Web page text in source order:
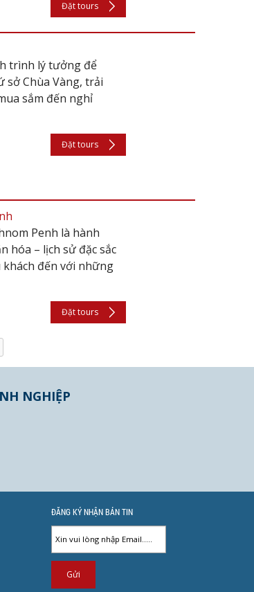
Đặt tours
trình lý tưởng để
sở Chùa Vàng, trải
sắm đến nghỉ
Đặt tours
Penh là hành
hóa – lịch sử đặc sắc
khách đến với những
Đặt tours
NGHIỆP
ĐĂNG KÝ NHẬN BẢN TIN